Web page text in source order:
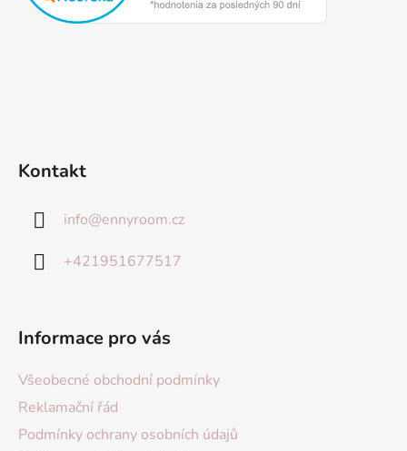
Kontakt
info@ennyroom.cz
+421951677517
Informace pro vás
Všeobecné obchodní podmínky
Reklamační řád
Podmínky ochrany osobních údajů